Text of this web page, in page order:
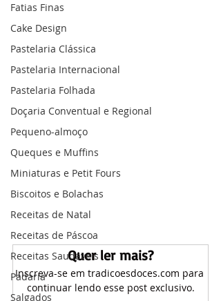
Fatias Finas
Cake Design
Pastelaria Clássica
Pastelaria Internacional
Pastelaria Folhada
Doçaria Conventual e Regional
Pequeno-almoço
Queques e Muffins
Miniaturas e Petit Fours
Biscoitos e Bolachas
Receitas de Natal
Receitas de Páscoa
Receitas Saudáveis
Padaria
Salgados
Quer ler mais?
Inscreva-se em tradicoesdoces.com para
continuar lendo esse post exclusivo.